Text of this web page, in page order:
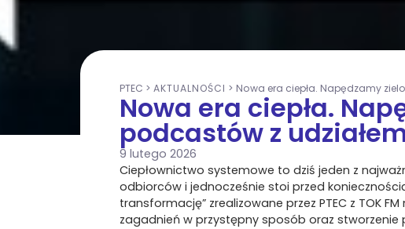
PTEC > AKTUALNOŚCI > Nowa era ciepła. Napędzamy
Nowa era ciepła.
podcastów z
9 lutego 2026
Ciepłownictwo systemowe to dziś jeden z
odbiorców i jednocześnie stoi przed
transformację” zrealizowane przez PTEC z TOK
zagadnień w przystępny sposób oraz stworzenie